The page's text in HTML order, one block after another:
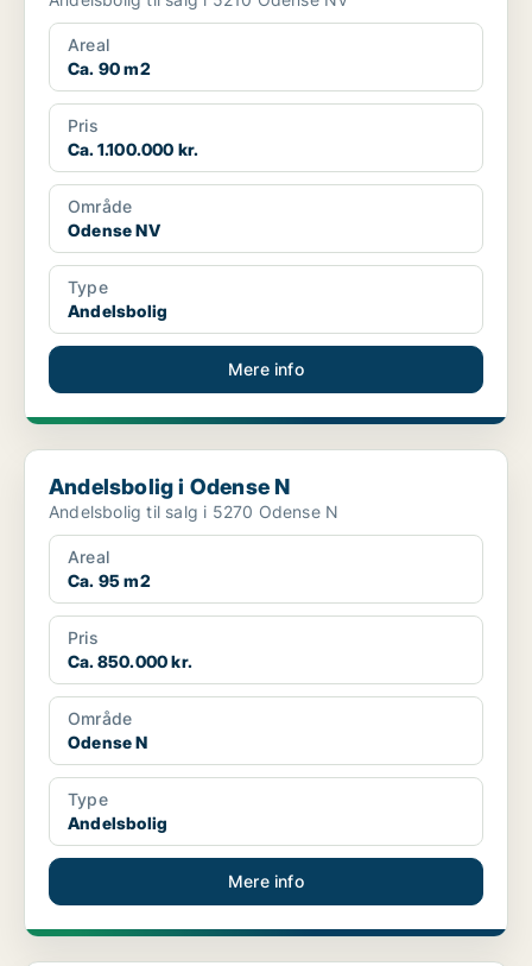
Areal
Ca. 90 m2
Pris
Ca. 1.100.000 kr.
Område
Odense NV
Type
Andelsbolig
Mere info
Andelsbolig i Odense N
Andelsbolig i Odense N
Andelsbolig til salg i 5270 Odense N
Areal
Ca. 95 m2
Pris
Ca. 850.000 kr.
Område
Odense N
Type
Andelsbolig
Mere info